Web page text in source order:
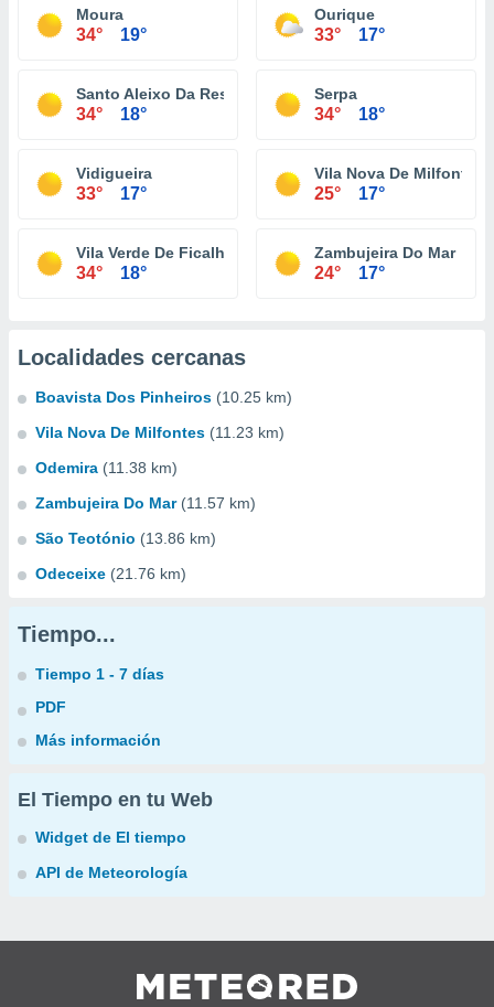
Moura
34° 19°
Ourique
33° 17°
Santo Aleixo Da Restauração
34° 18°
Serpa
34° 18°
Vidigueira
33° 17°
Vila Nova De Milfontes
25° 17°
Vila Verde De Ficalho
34° 18°
Zambujeira Do Mar
24° 17°
Localidades cercanas
Boavista Dos Pinheiros (10.25 km)
Vila Nova De Milfontes (11.23 km)
Odemira (11.38 km)
Zambujeira Do Mar (11.57 km)
São Teotónio (13.86 km)
Odeceixe (21.76 km)
Tiempo...
Tiempo 1 - 7 días
PDF
Más información
El Tiempo en tu Web
Widget de El tiempo
API de Meteorología